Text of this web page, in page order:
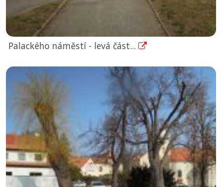
Palackého náměstí - levá část...